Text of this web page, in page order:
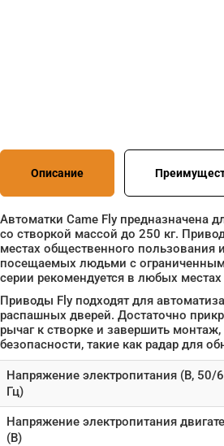
Описание
Автоматки Came Fly предназначена
со створкой массой до 250 кг.
местах общественного пользования
посещаемых людьми с
серии рекомендуется в любых
Приводы Fly подходят для
распашных дверей. Достаточно
рычаг к створке и завершить
безопасности, такие как радар для
Напряжение электропитания (В, 50/
Гц)
Напряжение электропитания
(В)